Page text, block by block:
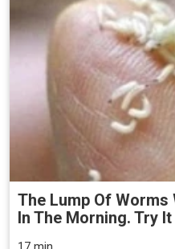
The Lump Of Worms
In The Morning. Try It